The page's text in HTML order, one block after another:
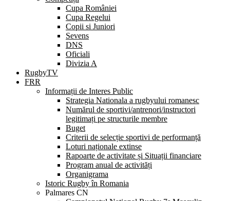
Cupa României
Cupa Regelui
Copii si Juniori
Sevens
DNS
Oficiali
Divizia A
RugbyTV
FRR
Informații de Interes Public
Strategia Nationala a rugbyului romanesc
Numărul de sportivi/antrenori/instructori
legitimați pe structurile membre
Buget
Criterii de selecție sportivi de performanță
Loturi naționale extinse
Rapoarte de activitate și Situații financiare
Program anual de activități
Organigrama
Istoric Rugby în Romania
Palmares CN